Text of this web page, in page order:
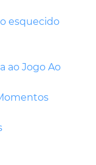
esquecido
ao Jogo Ao